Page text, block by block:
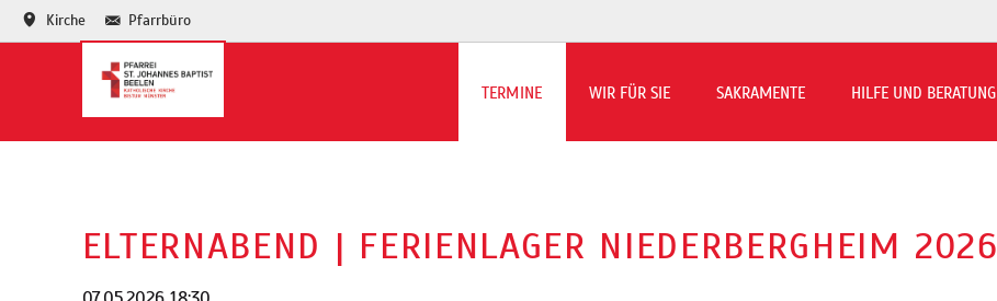
Kirche Pfarrbüro
TERMINE WIR FÜR SIE SAKRAMENTE HILFE UND BERATUNG
ELTERNABEND | FERIENLAGER NIEDERBERGHEIM 2026